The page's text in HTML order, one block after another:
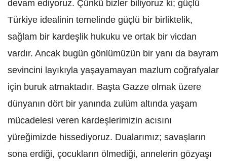
devam ediyoruz. Çünkü bizler biliyoruz ki; güçlü
Türkiye idealinin temelinde güçlü bir birliktelik,
sağlam bir kardeşlik hukuku ve ortak bir vicdan
vardır. Ancak bugün gönlümüzün bir yanı da bayram
sevincini layıkıyla yaşayamayan mazlum coğrafyalar
için buruk atmaktadır. Başta Gazze olmak üzere
dünyanın dört bir yanında zulüm altında yaşam
mücadelesi veren kardeşlerimizin acısını
yüreğimizde hissediyoruz. Dualarımız; savaşların
sona erdiği, çocukların ölmediği, annelerin gözyaşı